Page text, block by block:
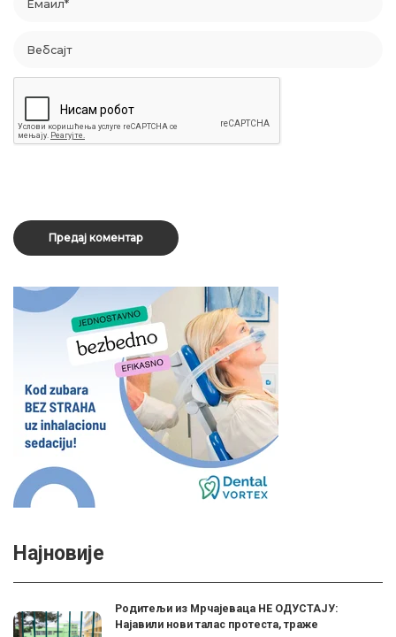
Најновије
Родитељи из Мрчајеваца НЕ ОДУСТАЈУ:
Најавили нови талас протеста, траже